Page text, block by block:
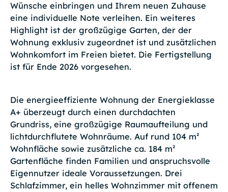
Wünsche einbringen und Ihrem neuen Zuhause
eine individuelle Note verleihen. Ein weiteres
Highlight ist der großzügige Garten, der der
Wohnung exklusiv zugeordnet ist und zusätzlichen
Wohnkomfort im Freien bietet. Die Fertigstellung
ist für Ende 2026 vorgesehen.
Die energieeffiziente Wohnung der Energieklasse
A+ überzeugt durch einen durchdachten
Grundriss, eine großzügige Raumaufteilung und
lichtdurchflutete Wohnräume. Auf rund 104 m²
Wohnfläche sowie zusätzliche ca. 184 m²
Gartenfläche finden Familien und anspruchsvolle
Eigennutzer ideale Voraussetzungen. Drei
Schlafzimmer, ein helles Wohnzimmer mit offenem